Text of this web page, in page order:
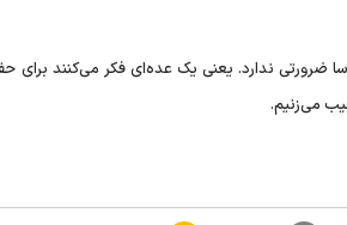
ضرورتی ندارد. یعنی یک عده‌ای فکر می‌کنند برای
می‌زنیم.